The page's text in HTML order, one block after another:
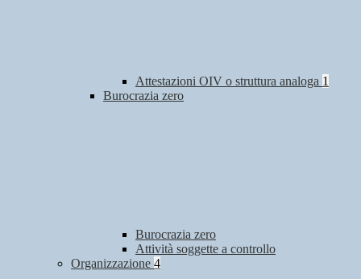
Attestazioni OIV o struttura analoga 1
Burocrazia zero
Burocrazia zero
Attività soggette a controllo
Organizzazione 4